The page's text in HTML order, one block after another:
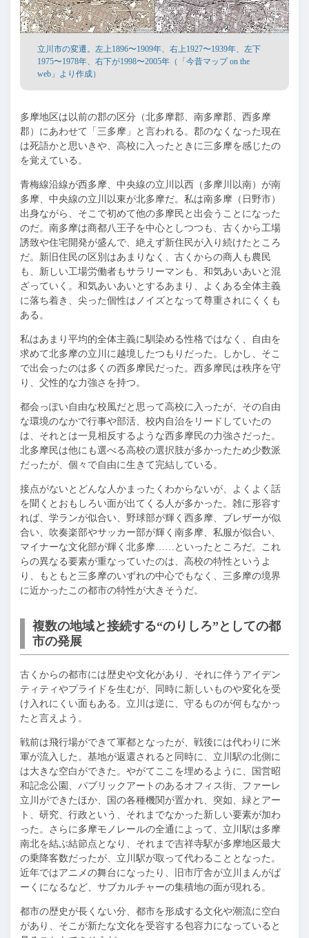
立川市の変遷。左上1896〜1909年、右上1927〜1939年、左下
1975〜1978年、右下が1998〜2005年（「今昔マップ on the
web」より作成）
多摩地区は以前の郡の区分（北多摩郡、南多摩郡、西多摩
郡）にあわせて「三多摩」と言われる。郡のなくなった現在
は死語かと思いきや、高校に入ったときに三多摩を感じたの
を覚えている。
青梅線沿線が西多摩、中央線の立川以西（多摩川以南）が南
多摩、中央線の立川以東が北多摩だ。私は南多摩（日野市）
出身ながら、そこで初めて他の多摩民と出会うことになった
のだ。南多摩は商都八王子を中心としつつも、古くから工場
誘致や住宅開発が盛んで、絶えず新住民が入り続けたところ
だ。新旧住民の区別はあまりなく、古くからの商人も農民
も、新しい工場労働者もサラリーマンも、和気あいあいと混
ざっていく。和気あいあいとするあまり、よくある全体主義
に落ち着き、尖った個性はノイズとなって尊重されにくくも
ある。
私はあまり平均的全体主義に馴染める性格ではなく、自由を
求めて北多摩の立川に越境したつもりだった。しかし、そこ
で出会ったのは多くの西多摩民だった。西多摩民は秩序を守
り、父性的な力強さを持つ。
都会っぽい自由な校風だと思って高校に入ったが、その自由
な環境のなかで行事や部活、校内自治をリードしていたの
は、それとは一見相反するような西多摩民の力強さだった。
北多摩民は他にも選べる高校の選択肢が多かったため少数派
だったが、個々で自由に生きて完結している。
接点がないとどんな人かまったくわからないが、よくよく話
を聞くとおもしろい面が出てくる人が多かった。雑に形容す
れば、学ランが似合い、野球部が輝く西多摩、ブレザーが似
合い、吹奏楽部やサッカー部が輝く南多摩、私服が似合い、
マイナーな文化部が輝く北多摩……といったところだ。これ
らの異なる要素が重なっていたのは、高校の特性というよ
り、もともと三多摩のいずれの中心でもなく、三多摩の境界
に近かったこの都市の特性が大きそうだ。
複数の地域と接続する“のりしろ”としての都
市の発展
古くからの都市には歴史や文化があり、それに伴うアイデン
ティティやプライドを生むが、同時に新しいものや変化を受
け入れにくい面もある。立川は逆に、守るものが何もなかっ
たと言えよう。
戦前は飛行場ができて軍都となったが、戦後には代わりに米
軍が流入した。基地が返還されると同時に、立川駅の北側に
は大きな空白ができた。やがてここを埋めるように、国営昭
和記念公園、パブリックアートのあるオフィス街、ファーレ
立川ができたほか、国の各種機関が置かれ、突如、緑とアー
ト、研究、行政という、それまでなかった新しい要素が加わ
った。さらに多摩モノレールの全通によって、立川駅は多摩
南北を結ぶ結節点となり、それまで吉祥寺駅が多摩地区最大
の乗降客数だったが、立川駅が取って代わることとなった。
近年ではアニメの舞台になったり、旧市庁舎が立川まんがぱ
ーくになるなど、サブカルチャーの集積地の面が現れる。
都市の歴史が長くない分、都市を形成する文化や潮流に空白
があり、そこが新たな文化を受容する包容力になっていると